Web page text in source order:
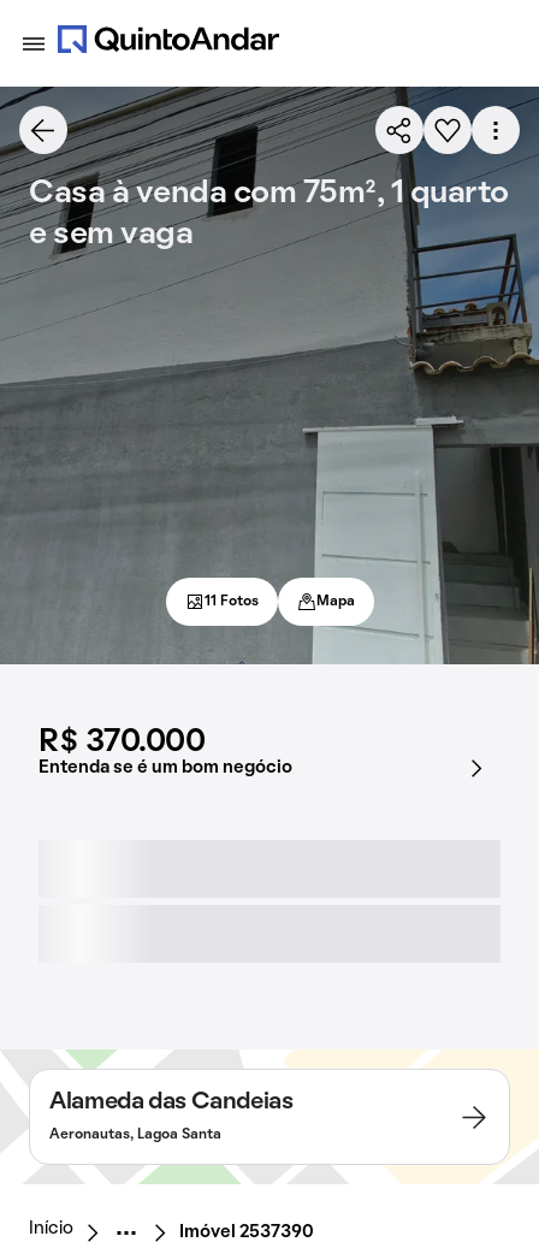
R$ 370.000
Entenda se é um bom negócio
Casa à venda com 75m², 1 quarto
e sem vaga
11 Fotos Mapa
Alameda das Candeias
Aeronautas, Lagoa Santa
Início Imóvel 2537390